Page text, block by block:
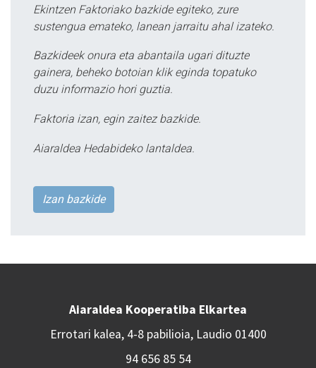
Ekintzen Faktoriako bazkide egiteko, zure
sustengua emateko, lanean jarraitu ahal izateko.
Bazkideek onura eta abantaila ugari dituzte
gainera, beheko botoian klik eginda topatuko
duzu informazio hori guztia.
Faktoria izan, egin zaitez bazkide.
Aiaraldea Hedabideko lantaldea.
Izan bazkide
Aiaraldea Kooperatiba Elkartea
Errotari kalea, 4-8 pabilioia, Laudio 01400
94 656 85 54